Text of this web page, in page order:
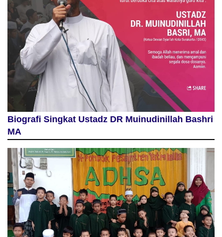
Biografi Singkat Ustadz DR Muinudinillah Bashri
MA